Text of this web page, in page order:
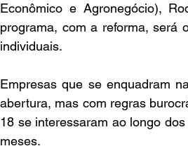
Econômico e Agronegócio),
programa, com a reforma, será
individuais.
Empresas que se enquadram
abertura, mas com regras
18 se interessaram ao longo
meses.